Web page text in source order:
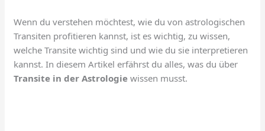
Wenn du verstehen möchtest, wie du von astrologischen
Transiten profitieren kannst, ist es wichtig, zu wissen,
welche Transite wichtig sind und wie du sie interpretieren
kannst. In diesem Artikel erfährst du alles, was du über
Transite in der Astrologie wissen musst.